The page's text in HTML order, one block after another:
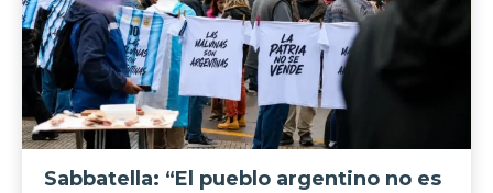
Sabbatella: “El pueblo argentino no es